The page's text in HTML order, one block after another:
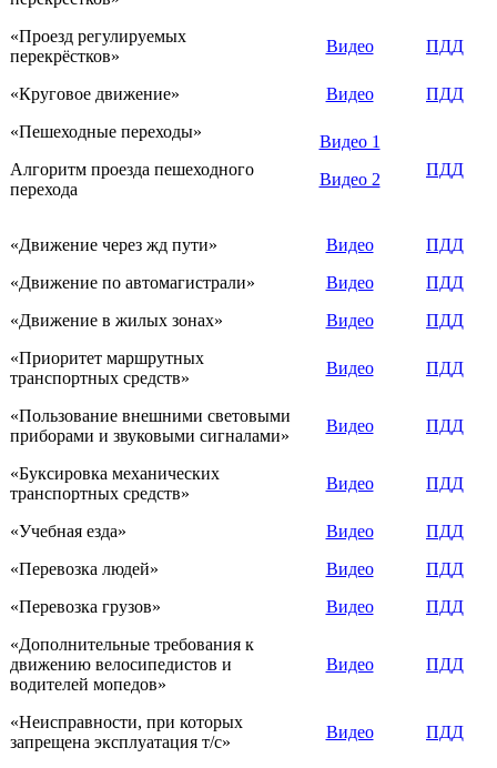
«Проезд регулируемых
перекрёстков»
Видео ПДД
«Круговое движение» Видео
ПДД
«Пешеходные переходы»
Алгоритм проезда пешеходного
перехода
Видео 1
Видео 2
ПДД
«Движение через жд пути» Видео
ПДД
«Движение по автомагистрали»
Видео
ПДД
«Движение в жилых зонах»
Видео
ПДД
«Приоритет маршрутных
транспортных средств»
Видео ПДД
«Пользование внешними световыми
приборами и звуковыми сигналами»
Видео ПДД
«Буксировка механических
транспортных средств»
Видео ПДД
«Учебная езда» Видео
ПДД
«Перевозка людей»
Видео
ПДД
«Перевозка грузов»
Видео
ПДД
«Дополнительные требования к
движению велосипедистов и
водителей мопедов»
Видео ПДД
«Неисправности, при которых
запрещена эксплуатация т/с»
Видео ПДД